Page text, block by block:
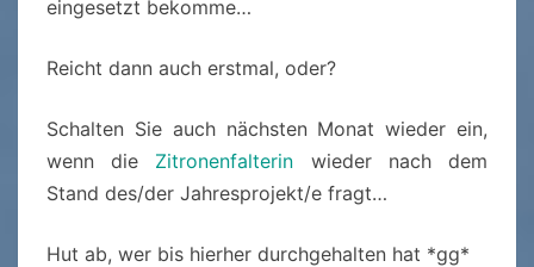
eingesetzt bekomme…
Reicht dann auch erstmal, oder?
Schalten Sie auch nächsten Monat wieder ein,
wenn die Zitronenfalterin wieder nach dem
Stand des/der Jahresprojekt/e fragt…
Hut ab, wer bis hierher durchgehalten hat *gg*